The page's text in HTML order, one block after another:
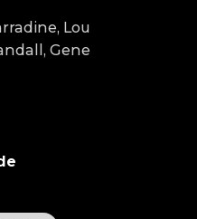
Lou
Gene